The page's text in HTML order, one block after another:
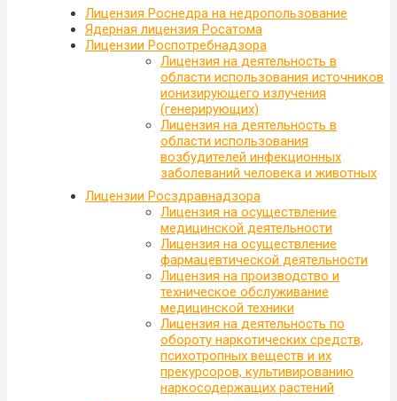
Лицензия Роснедра на недропользование
Ядерная лицензия Росатома
Лицензии Роспотребнадзора
Лицензия на деятельность в
области использования источников
ионизирующего излучения
(генерирующих)
Лицензия на деятельность в
области использования
возбудителей инфекционных
заболеваний человека и животных
Лицензии Росздравнадзора
Лицензия на осуществление
медицинской деятельности
Лицензия на осуществление
фармацевтической деятельности
Лицензия на производство и
техническое обслуживание
медицинской техники
Лицензия на деятельность по
обороту наркотических средств,
психотропных веществ и их
прекурсоров, культивированию
наркосодержащих растений